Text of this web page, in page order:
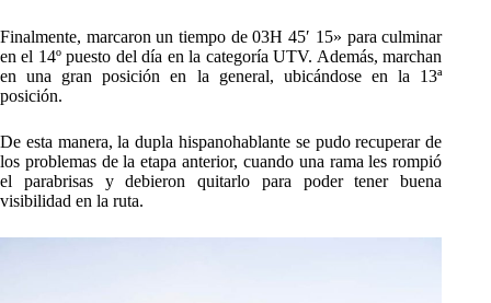
Finalmente, marcaron un tiempo de 03H 45′ 15» para culminar
en el 14º puesto del día en la categoría UTV. Además, marchan
en una gran posición en la general, ubicándose en la 13ª
posición.
De esta manera, la dupla hispanohablante se pudo recuperar de
los problemas de la etapa anterior, cuando una rama les rompió
el parabrisas y debieron quitarlo para poder tener buena
visibilidad en la ruta.